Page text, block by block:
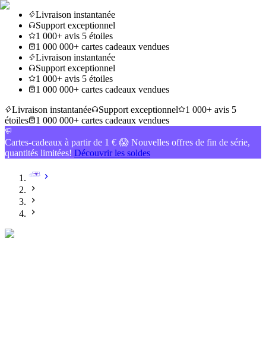
Livraison instantanée
Support exceptionnel
1 000+ avis 5 étoiles
1 000 000+ cartes cadeaux vendues
Livraison instantanée
Support exceptionnel
1 000+ avis 5 étoiles
1 000 000+ cartes cadeaux vendues
Livraison instantanée
Support exceptionnel
1 000+ avis 5
étoiles
1 000 000+ cartes cadeaux vendues
Cartes-cadeaux à partir de 1 € 😱 Nouvelles offres de fin de série,
quantités limitées! Découvrir les soldes